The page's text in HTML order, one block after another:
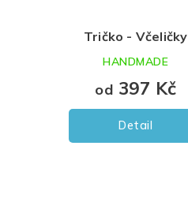
Tričko - Včeličky
od 397 Kč
Detail
HANDMADE